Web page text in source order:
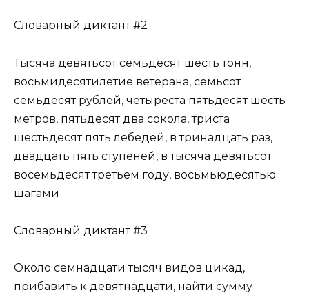
Словарный диктант #2
Тысяча девятьсот семьдесят шесть тонн,
восьмидесятилетие ветерана, семьсот
семьдесят рублей, четыреста пятьдесят шесть
метров, пятьдесят два сокола, триста
шестьдесят пять лебедей, в тринадцать раз,
двадцать пять ступеней, в тысяча девятьсот
восемьдесят третьем году, восьмьюдесятью
шагами
Словарный диктант #3
Около семнадцати тысяч видов цикад,
прибавить к девятнадцати, найти сумму